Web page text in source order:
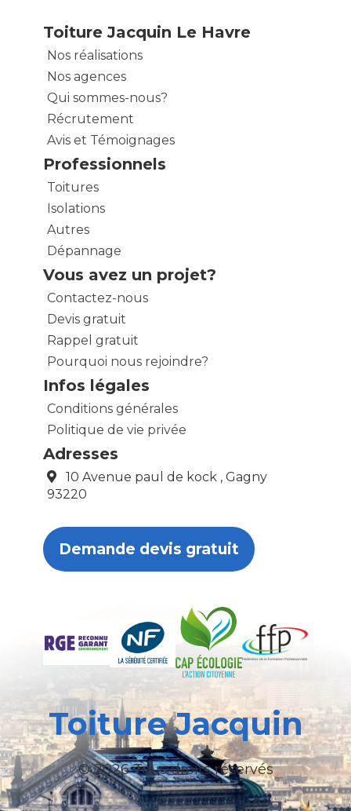
Toiture Jacquin Le Havre
Nos réalisations
Nos agences
Qui sommes-nous?
Récrutement
Avis et Témoignages
Professionnels
Toitures
Isolations
Autres
Dépannage
Vous avez un projet?
Contactez-nous
Devis gratuit
Rappel gratuit
Pourquoi nous rejoindre?
Infos légales
Conditions générales
Politique de vie privée
Adresses
10 Avenue paul de kock , Gagny
93220
Demande devis gratuit
Toiture Jacquin
© 2026 Tous droits réservés